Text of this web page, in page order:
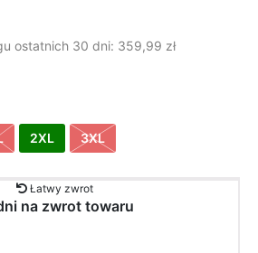
ostatnich 30 dni: 359,99 zł
2XL 3XL
Łatwy zwrot
na zwrot towaru